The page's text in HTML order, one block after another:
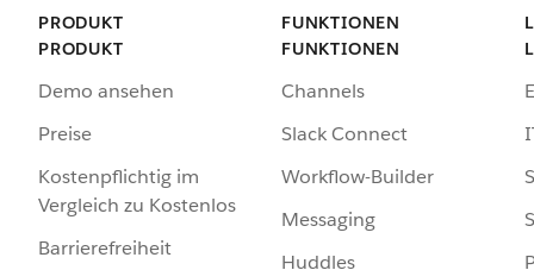
PRODUKT
PRODUKT
Demo ansehen
Preise
Kostenpflichtig im
Vergleich zu Kostenlos
Barrierefreiheit
FUNKTIONEN
FUNKTIONEN
Channels
Slack Connect
Workflow-Builder
Messaging
Huddles